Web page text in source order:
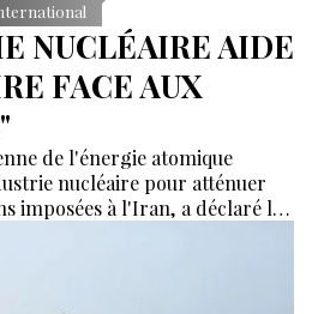
NUCLÉAIRE AIDE
FACE AUX
de l'énergie atomique
nucléaire pour atténuer
imposées à l'Iran, a déclaré le
de l'AEOI, Mohammad Eslami.